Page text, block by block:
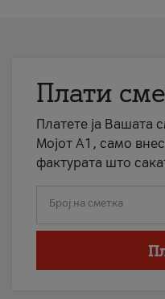
Плати
Платете ја Вашата
Мојот А1, само
фактурата што
Број на сметка